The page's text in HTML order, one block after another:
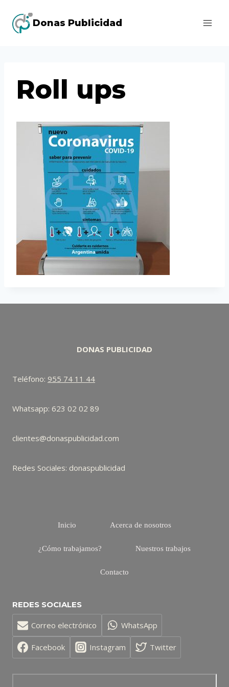
Donas Publicidad
Roll ups
DONAS PUBLICIDAD
Teléfono: 955 74 11 44
Whatsapp: 623 02 02 89
clientes@donaspublicidad.com
Redes Sociales: donaspublicidad
Inicio Acerca de nosotros
¿Cómo trabajamos? Nuestros trabajos
Contacto
REDES SOCIALES
Correo electrónico WhatsApp
Facebook Instagram Twitter